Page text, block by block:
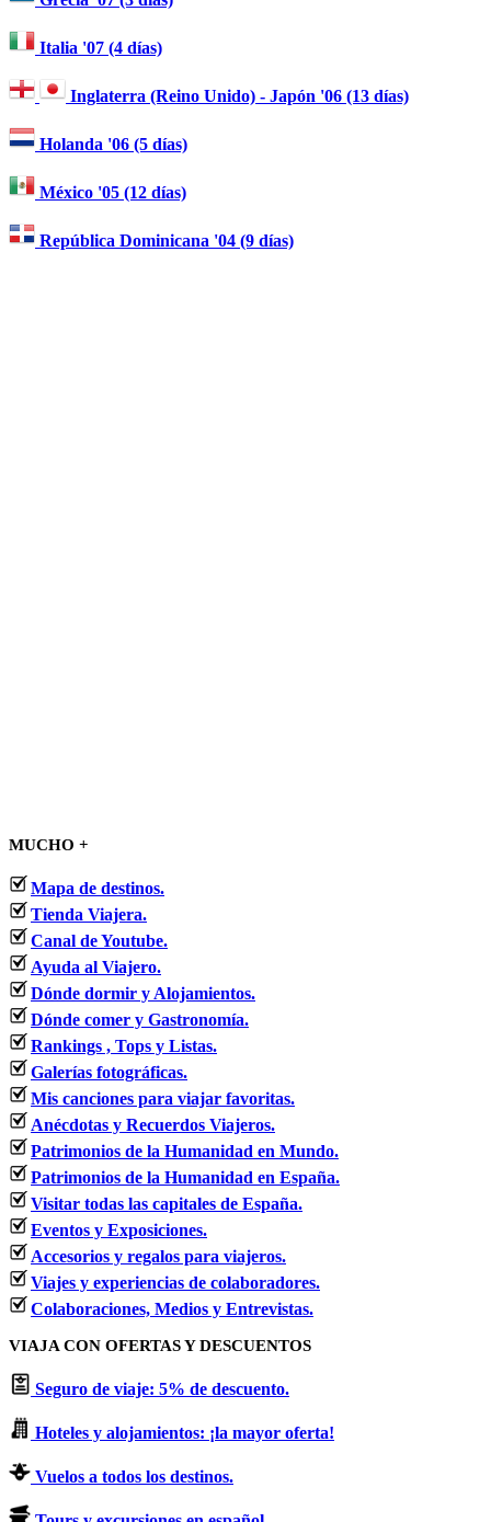
Italia '07 (4 días)
Inglaterra (Reino Unido) - Japón '06 (13 días)
Holanda '06 (5 días)
México '05 (12 días)
República Dominicana '04 (9 días)
MUCHO +
Mapa de destinos.
Tienda Viajera.
Canal de Youtube.
Ayuda al Viajero.
Dónde dormir y Alojamientos.
Dónde comer y Gastronomía.
Rankings , Tops y Listas.
Galerías fotográficas.
Mis canciones para viajar favoritas.
Anécdotas y Recuerdos Viajeros.
Patrimonios de la Humanidad en Mundo.
Patrimonios de la Humanidad en España.
Visitar todas las capitales de España.
Eventos y Exposiciones.
Accesorios y regalos para viajeros.
Viajes y experiencias de colaboradores.
Colaboraciones, Medios y Entrevistas.
VIAJA CON OFERTAS Y DESCUENTOS
Seguro de viaje: 5% de descuento.
Hoteles y alojamientos: ¡la mayor oferta!
Vuelos a todos los destinos.